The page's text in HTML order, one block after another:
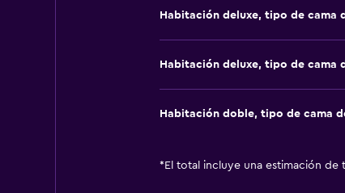
Habitación deluxe, tipo de cama
Habitación deluxe, tipo de cama
Habitación doble, tipo de cama
* El total incluye una estimación de